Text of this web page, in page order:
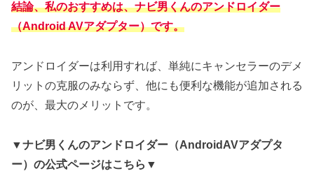
結論、私のおすすめは、ナビ男くんのアンドロイダー
（Android AVアダプター）です。
アンドロイダーは利用すれば、単純にキャンセラーのデメ
リットの克服のみならず、他にも便利な機能が追加される
のが、最大のメリットです。
▼ナビ男くんのアンドロイダー（AndroidAVアダプタ
ー）の公式ページはこちら▼